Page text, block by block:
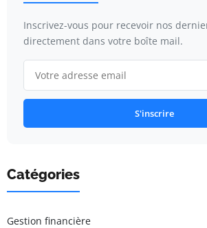
Inscrivez-vous pour recevoir nos
directement dans votre boîte mail.
S'inscrire
Catégories
Gestion financière